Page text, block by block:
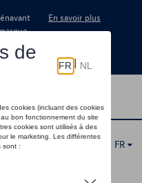
En savoir plus
FR